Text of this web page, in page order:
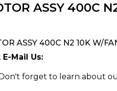
ASSY 400C
ASSY 400C N2 10K W/
Mail Us:
forget to learn about